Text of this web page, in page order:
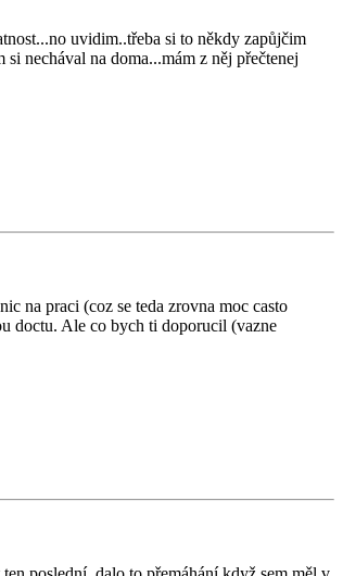
uvidim..třeba si to někdy zapůjčim
nechával na doma...mám z něj přečtenej
na praci (coz se teda zrovna moc casto
doctu. Ale co bych ti doporucil (vazne